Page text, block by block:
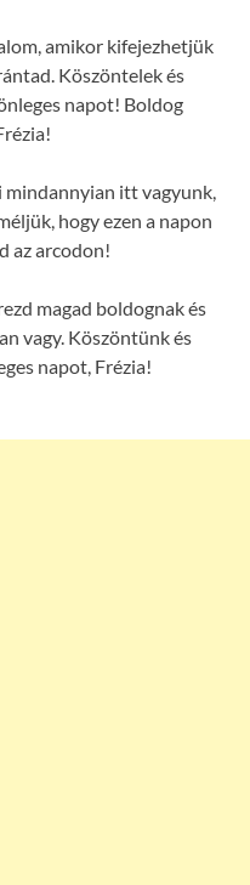
amikor kifejezhetjük
Köszöntelek és
napot! Boldog
mindannyian itt vagyunk,
hogy ezen a napon
az arcodon!
magad boldognak és
vagy. Köszöntünk és
napot, Frézia!